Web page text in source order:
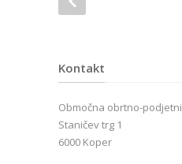
Kontakt
Območna obrtno-
Staničev trg 1
6000 Koper